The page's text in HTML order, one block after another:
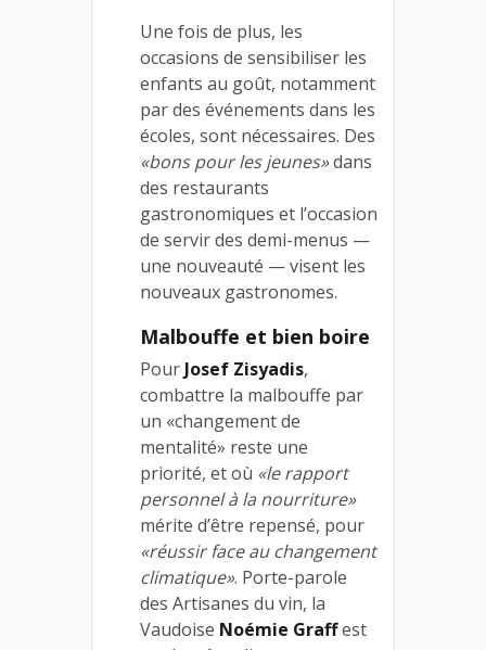
Une fois de plus, les
occasions de sensibiliser les
enfants au goût, notamment
par des événements dans les
écoles, sont nécessaires. Des
«bons pour les jeunes»dans
des restaurants
gastronomiques et l’occasion
de servir des demi-menus —
une nouveauté — visent les
nouveaux gastronomes.
Malbouffe et bien boire
Pour Josef Zisyadis,
combattre la malbouffe par
un «changement de
mentalité» reste une
priorité, et où «le rapport
personnel à la nourriture»
mérite d’être repensé, pour
«réussir face au changement
climatique». Porte-parole
des Artisanes du vin, la
Vaudoise Noémie Graffest